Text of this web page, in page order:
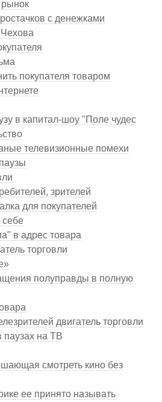
с денежками
покупателя товаром
в капитал-шоу "Поле чудес
телевизионные помехи
зрителей
для покупателей
себе
в адрес товара
торговли
полуправды в полную
двигатель торговли
паузах на ТВ
смотреть кино без
ее принято называть